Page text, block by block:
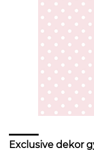
Exclusive dekor